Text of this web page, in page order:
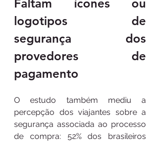
Faltam ícones ou
logotipos de
segurança dos
provedores de
pagamento
O estudo também mediu a
percepção dos viajantes sobre a
segurança associada ao processo
de compra: 52% dos brasileiros